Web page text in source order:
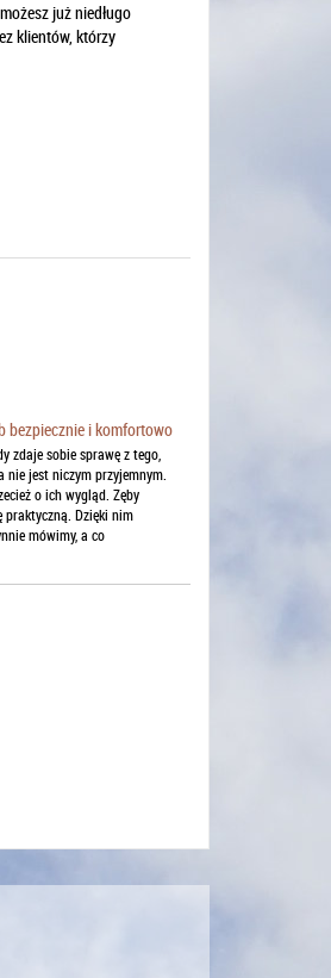
już niedługo
klientów, którzy
bezpiecznie i komfortowo
zdaje sobie sprawę z tego,
nie jest niczym przyjemnym.
o ich wygląd. Zęby
praktyczną. Dzięki nim
mówimy, a co